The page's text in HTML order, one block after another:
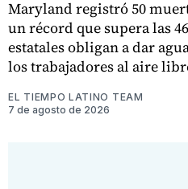
Maryland registró 50
un récord que supera las
estatales obligan a dar
los trabajadores al aire
EL TIEMPO LATINO TEAM
7 de agosto de 2026